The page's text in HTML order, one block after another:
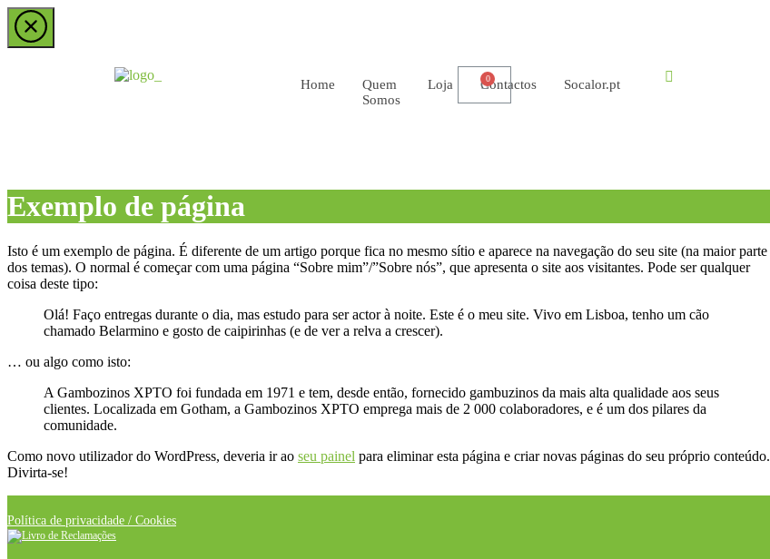
Home
Quem
Somos
Loja Contactos Socalor.pt
Exemplo de página
Isto é um exemplo de página. É diferente de um artigo porque fica no mesmo sítio e aparece na navegação do seu site (na maior parte
dos temas). O normal é começar com uma página “Sobre mim”/”Sobre nós”, que apresenta o site aos visitantes. Pode ser qualquer
coisa deste tipo:
Olá! Faço entregas durante o dia, mas estudo para ser actor à noite. Este é o meu site. Vivo em Lisboa, tenho um cão
chamado Belarmino e gosto de caipirinhas (e de ver a relva a crescer).
… ou algo como isto:
A Gambozinos XPTO foi fundada em 1971 e tem, desde então, fornecido gambuzinos da mais alta qualidade aos seus
clientes. Localizada em Gotham, a Gambozinos XPTO emprega mais de 2 000 colaboradores, e é um dos pilares da
comunidade.
Como novo utilizador do WordPress, deveria ir ao seu painel para eliminar esta página e criar novas páginas do seu próprio conteúdo.
Divirta-se!
Política de privacidade / Cookies